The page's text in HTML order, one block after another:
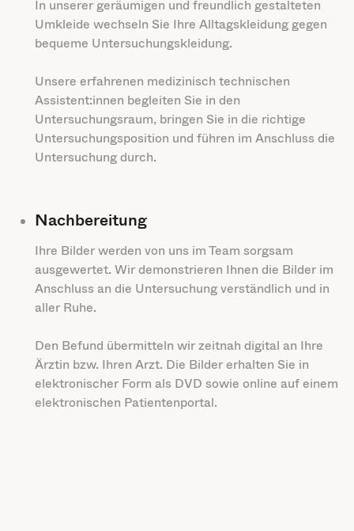
In unserer geräumigen und freundlich gestalteten
Umkleide wechseln Sie Ihre Alltagskleidung gegen
bequeme Untersuchungskleidung.
Unsere erfahrenen medizinisch technischen
Assistent:innen begleiten Sie in den
Untersuchungsraum, bringen Sie in die richtige
Untersuchungsposition und führen im Anschluss die
Untersuchung durch.
Nachbereitung
Ihre Bilder werden von uns im Team sorgsam
ausgewertet. Wir demonstrieren Ihnen die Bilder im
Anschluss an die Untersuchung verständlich und in
aller Ruhe.
Den Befund übermitteln wir zeitnah digital an Ihre
Ärztin bzw. Ihren Arzt. Die Bilder erhalten Sie in
elektronischer Form als DVD sowie online auf einem
elektronischen Patientenportal.